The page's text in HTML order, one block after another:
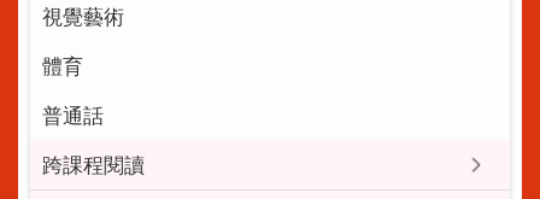
視覺藝術
體育
普通話
跨課程閱讀